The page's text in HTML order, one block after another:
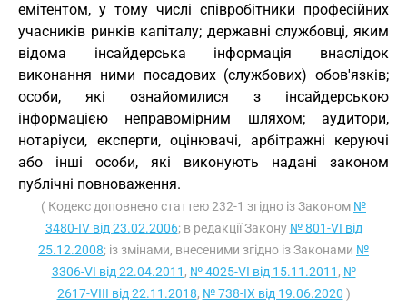
емітентом, у тому числі співробітники професійних
учасників ринків капіталу; державні службовці, яким
відома інсайдерська інформація внаслідок
виконання ними посадових (службових) обов'язків;
особи, які ознайомилися з інсайдерською
інформацією неправомірним шляхом; аудитори,
нотаріуси, експерти, оцінювачі, арбітражні керуючі
або інші особи, які виконують надані законом
публічні повноваження.
( Кодекс доповнено статтею 232-1 згідно із Законом №
3480-IV від 23.02.2006; в редакції Закону № 801-VI від
25.12.2008; із змінами, внесеними згідно із Законами №
3306-VI від 22.04.2011 , № 4025-VI від 15.11.2011 , №
2617-VIII від 22.11.2018, № 738-IX від 19.06.2020 )